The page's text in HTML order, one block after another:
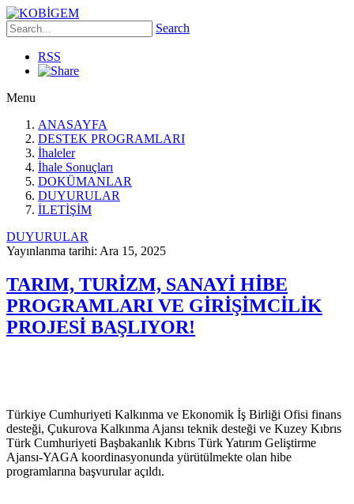
Search
RSS
Menu
ANASAYFA
DESTEK PROGRAMLARI
İhaleler
İhale Sonuçları
DOKÜMANLAR
DUYURULAR
İLETİŞİM
DUYURULAR
Yayınlanma tarihi: Ara 15, 2025
TARIM, TURİZM, SANAYİ HİBE
PROGRAMLARI VE GİRİŞİMCİLİK
PROJESİ BAŞLIYOR!
Türkiye Cumhuriyeti Kalkınma ve Ekonomik İş Birliği Ofisi finans
desteği, Çukurova Kalkınma Ajansı teknik desteği ve Kuzey Kıbrıs
Türk Cumhuriyeti Başbakanlık Kıbrıs Türk Yatırım Geliştirme
Ajansı-YAGA koordinasyonunda yürütülmekte olan hibe
programlarına başvurular açıldı.